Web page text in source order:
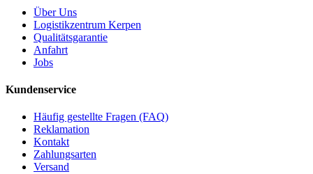
Über Uns
Logistikzentrum Kerpen
Qualitätsgarantie
Anfahrt
Jobs
Kundenservice
Häufig gestellte Fragen (FAQ)
Reklamation
Kontakt
Zahlungsarten
Versand